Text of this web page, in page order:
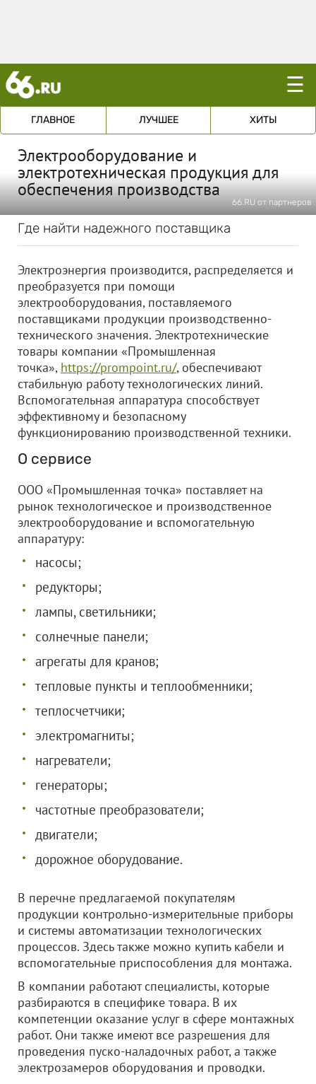
☰
ГЛАВНОЕ ЛУЧШЕЕ ХИТЫ
Электрооборудование и
электротехническая продукция для
обеспечения производства
66.RU от партнеров
Где найти надежного поставщика
Электроэнергия производится, распределяется и
преобразуется при помощи
электрооборудования, поставляемого
поставщиками продукции производственно-
технического значения. Электротехнические
товары компании «Промышленная
точка», https://prompoint.ru/, обеспечивают
стабильную работу технологических линий.
Вспомогательная аппаратура способствует
эффективному и безопасному
функционированию производственной техники.
О сервисе
ООО «Промышленная точка» поставляет на
рынок технологическое и производственное
электрооборудование и вспомогательную
аппаратуру:
насосы;
редукторы;
лампы, светильники;
солнечные панели;
агрегаты для кранов;
тепловые пункты и теплообменники;
теплосчетчики;
электромагниты;
нагреватели;
генераторы;
частотные преобразователи;
двигатели;
дорожное оборудование.
В перечне предлагаемой покупателям
продукции контрольно-измерительные приборы
и системы автоматизации технологических
процессов. Здесь также можно купить кабели и
вспомогательные приспособления для монтажа.
В компании работают специалисты, которые
разбираются в специфике товара. В их
компетенции оказание услуг в сфере монтажных
работ. Они также имеют все разрешения для
проведения пуско-наладочных работ, а также
электрозамеров оборудования и проводки.